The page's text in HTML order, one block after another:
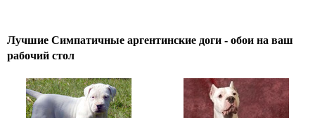
Лучшие Симпатичные аргентинские доги - обои на ваш
рабочий стол